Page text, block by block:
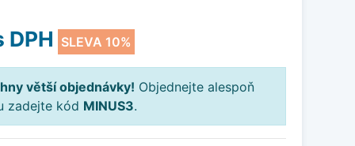
DPH SLEVA 10%
větší objednávky! Objednejte alespoň
zadejte kód MINUS3.